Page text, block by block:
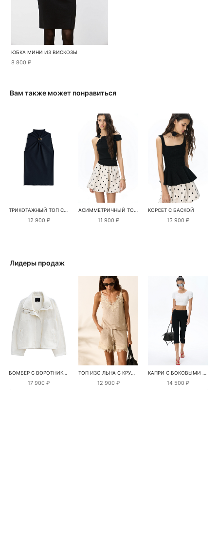
ЮБКА МИНИ ИЗ ВИСКОЗЫ
8 800 ₽
Вам также может понравиться
ТРИКОТАЖНЫЙ ТОП С ДЕКОРАТИВНОЙ ПЕРЕМЫЧКОЙ
12 900 ₽
АСИММЕТРИЧНЫЙ ТОП С ПЕРЕМЫЧКОЙ
11 900 ₽
КОРСЕТ С БАСКОЙ
13 900 ₽
Лидеры продаж
БОМБЕР С ВОРОТНИКОМ-СТОЙКОЙ
17 900 ₽
ТОП ИЗО ЛЬНА С КРУЖЕВОМ
12 900 ₽
КАПРИ С БОКОВЫМИ РАЗРЕЗАМИ
14 500 ₽